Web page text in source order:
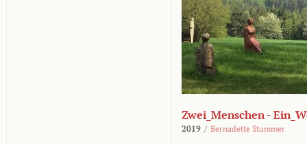
Zwei_Menschen -
2019 / Bernadette Stummer